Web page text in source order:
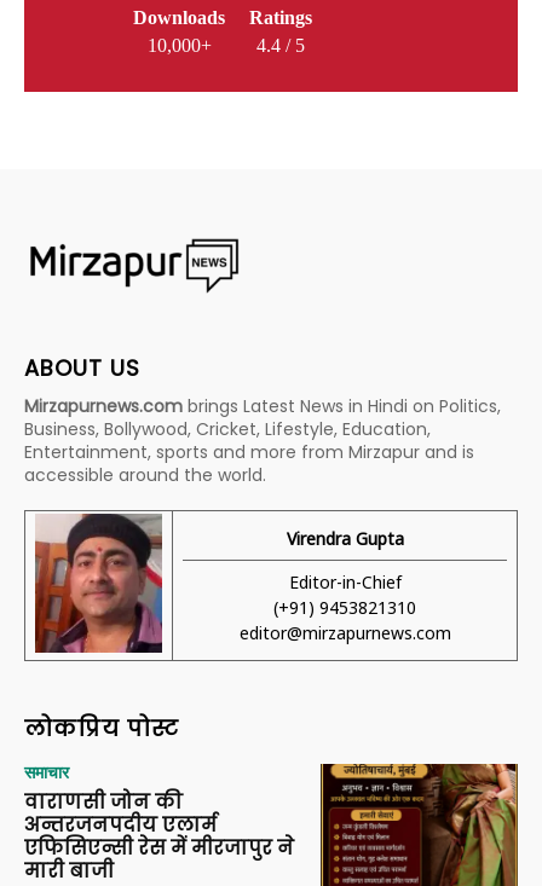
Downloads
10,000+
Ratings
4.4 / 5
ABOUT US
Mirzapurnews.com brings Latest News in Hindi on Politics,
Business, Bollywood, Cricket, Lifestyle, Education,
Entertainment, sports and more from Mirzapur and is
accessible around the world.
Virendra Gupta
Editor-in-Chief
(+91) 9453821310
editor@mirzapurnews.com
लोकप्रिय पोस्ट
समाचार
वाराणसी जोन की
अन्तरजनपदीय एलार्म
एफिसिएन्सी रेस में मीरजापुर ने
मारी बाजी